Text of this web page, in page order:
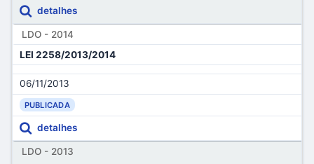
detalhes
LDO - 2014
LEI 2258/2013/2014
06/11/2013
PUBLICADA
detalhes
LDO - 2013